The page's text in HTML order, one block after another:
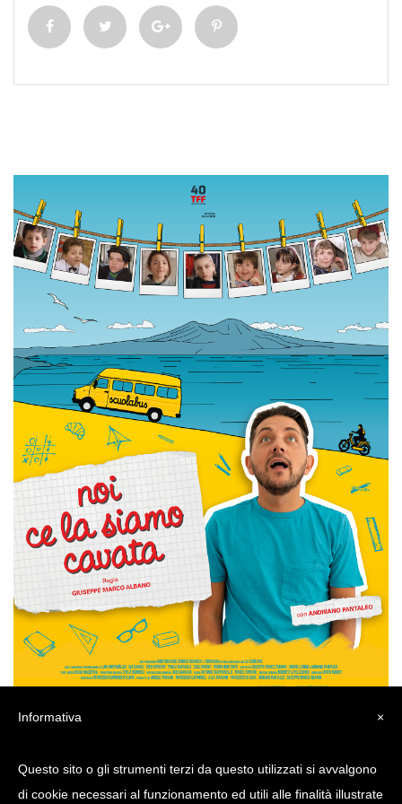
×
Informativa
Questo sito o gli strumenti terzi da questo utilizzati si avvalgono
di cookie necessari al funzionamento ed utili alle finalità illustrate